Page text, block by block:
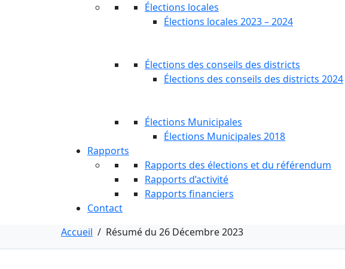
Élections locales
Élections locales 2023 – 2024
Élections des conseils des districts
Élections des conseils des districts 2024
Élections Municipales
Élections Municipales 2018
Rapports
Rapports des élections et du référendum
Rapports d’activité
Rapports financiers
Contact
Accueil / Résumé du 26 Décembre 2023